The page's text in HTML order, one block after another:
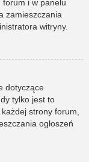
i w panelu
zamieszczania
witryny.
dotyczące
tylko jest to
strony forum,
ogłoszeń